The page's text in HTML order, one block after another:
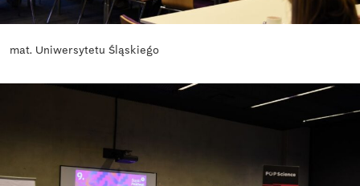
mat. Uniwersytetu Śląskiego